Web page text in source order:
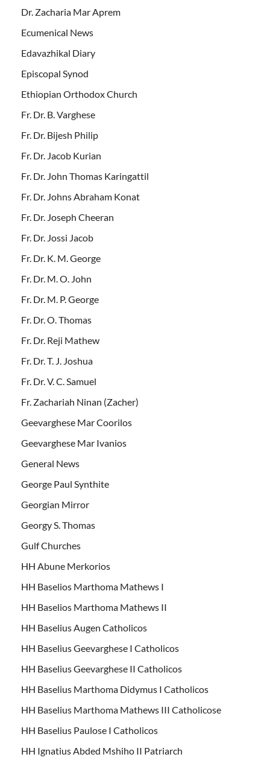
Dr. Zacharia Mar Aprem
Ecumenical News
Edavazhikal Diary
Episcopal Synod
Ethiopian Orthodox Church
Fr. Dr. B. Varghese
Fr. Dr. Bijesh Philip
Fr. Dr. Jacob Kurian
Fr. Dr. John Thomas Karingattil
Fr. Dr. Johns Abraham Konat
Fr. Dr. Joseph Cheeran
Fr. Dr. Jossi Jacob
Fr. Dr. K. M. George
Fr. Dr. M. O. John
Fr. Dr. M. P. George
Fr. Dr. O. Thomas
Fr. Dr. Reji Mathew
Fr. Dr. T. J. Joshua
Fr. Dr. V. C. Samuel
Fr. Zachariah Ninan (Zacher)
Geevarghese Mar Coorilos
Geevarghese Mar Ivanios
General News
George Paul Synthite
Georgian Mirror
Georgy S. Thomas
Gulf Churches
HH Abune Merkorios
HH Baselios Marthoma Mathews I
HH Baselios Marthoma Mathews II
HH Baselius Augen Catholicos
HH Baselius Geevarghese I Catholicos
HH Baselius Geevarghese II Catholicos
HH Baselius Marthoma Didymus I Catholicos
HH Baselius Marthoma Mathews III Catholicose
HH Baselius Paulose I Catholicos
HH Ignatius Abded Mshiho II Patriarch